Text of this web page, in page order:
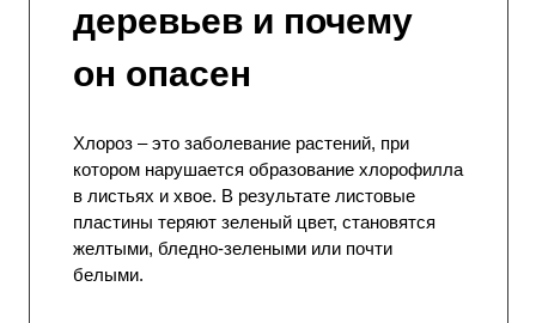
деревьев и почему
он опасен
Хлороз – это заболевание растений, при
котором нарушается образование хлорофилла
в листьях и хвое. В результате листовые
пластины теряют зеленый цвет, становятся
желтыми, бледно-зелеными или почти
белыми.